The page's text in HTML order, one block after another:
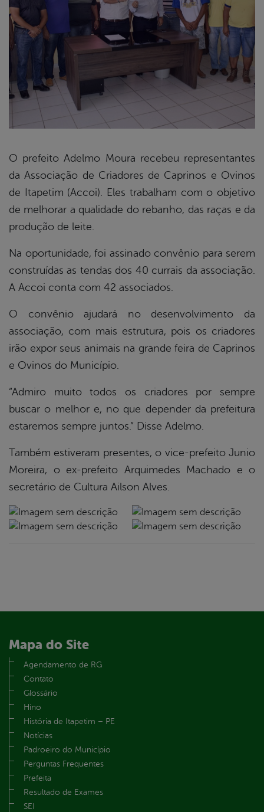
O prefeito Adelmo Moura recebeu representantes
da Associação de Criadores de Caprinos e Ovinos
de Itapetim (Accoi). Eles trabalham com o objetivo
de melhorar a qualidade do rebanho, das raças e da
produção de leite.
Na oportunidade, foi assinado convênio para serem
construídas as tendas dos 40 currais da associação.
A Accoi conta com 42 associados.
O convênio ajudará no desenvolvimento da
associação, com mais estrutura, pois os criadores
irão expor seus animais na grande feira de Caprinos
e Ovinos do Município.
“Admiro muito todos os criadores por sempre
buscar o melhor e, no que depender da prefeitura
estaremos sempre juntos.” Disse Adelmo.
Também estiveram presentes, o vice-prefeito Junio
Moreira, o ex-prefeito Arquimedes Machado e o
secretário de Cultura Ailson Alves.
Mapa do Site
Agendamento de RG
Contato
Glossário
Hino
História de Itapetim – PE
Notícias
Padroeiro do Município
Perguntas Frequentes
Prefeita
Resultado de Exames
SEI